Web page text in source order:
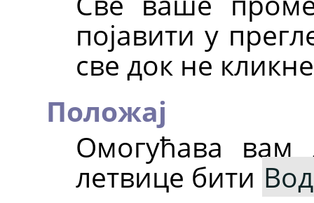
појавити у
све док не
Положај
Омогућава
летвице бити